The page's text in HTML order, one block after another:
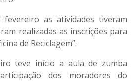
as atividades tiveram
realizadas as inscrições para
de Reciclagem”.
teve início a aula de zumba
dos moradores do